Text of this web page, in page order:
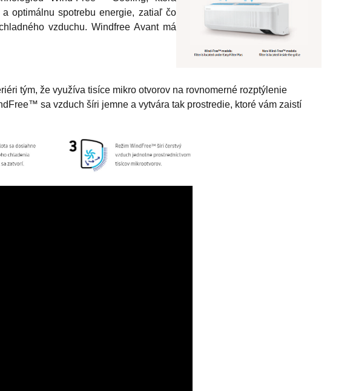
optimálnu spotrebu energie, zatiaľ čo
vzduchu. Windfree Avant má
tým, že využíva tisíce mikro otvorov na rovnomerné rozptýlenie
sa vzduch šíri jemne a vytvára tak prostredie, ktoré vám zaistí